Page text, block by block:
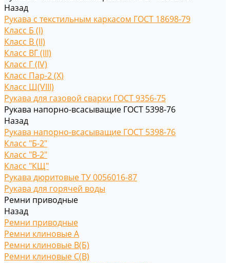
Назад
Рукава с текстильным каркасом ГОСТ 18698-79
Класс Б (I)
Класс В (II)
Класс ВГ (III)
Класс Г (IV)
Класс Пар-2 (X)
Класс Ш(VIII)
Рукава для газовой сварки ГОСТ 9356-75
Рукава напорно-всасыващие ГОСТ 5398-76
Назад
Рукава напорно-всасыващие ГОСТ 5398-76
Класс "Б-2"
Класс "В-2"
Класс "КЩ"
Рукава дюритовые ТУ 0056016-87
Рукава для горячей воды
Ремни приводные
Назад
Ремни приводные
Ремни клиновые A
Ремни клиновые В(Б)
Ремни клиновые С(B)